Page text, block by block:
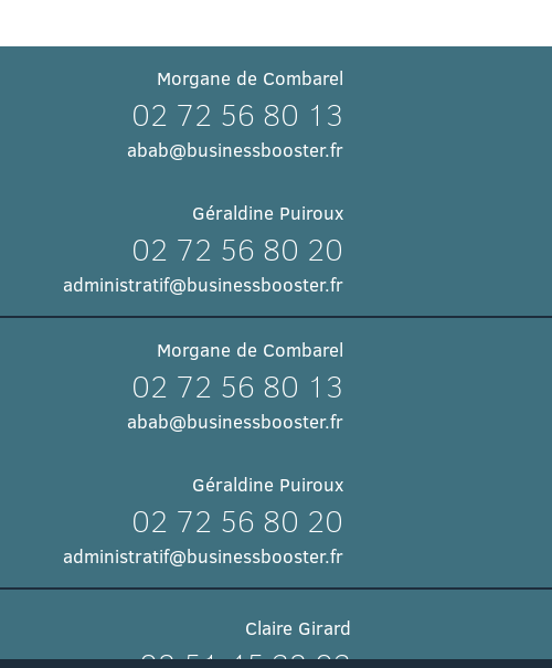
Morgane de Combarel
02 72 56 80 13
abab@businessbooster.fr
Géraldine Puiroux
02 72 56 80 20
administratif@businessbooster.fr
Morgane de Combarel
02 72 56 80 13
abab@businessbooster.fr
Géraldine Puiroux
02 72 56 80 20
administratif@businessbooster.fr
Claire Girard